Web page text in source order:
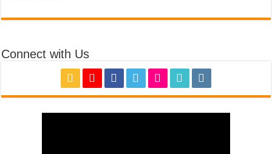
Connect with Us